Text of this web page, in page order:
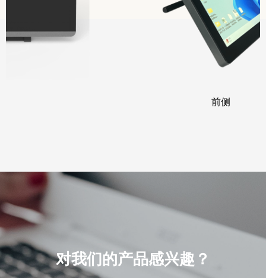
对我们的产品感兴趣？
前侧